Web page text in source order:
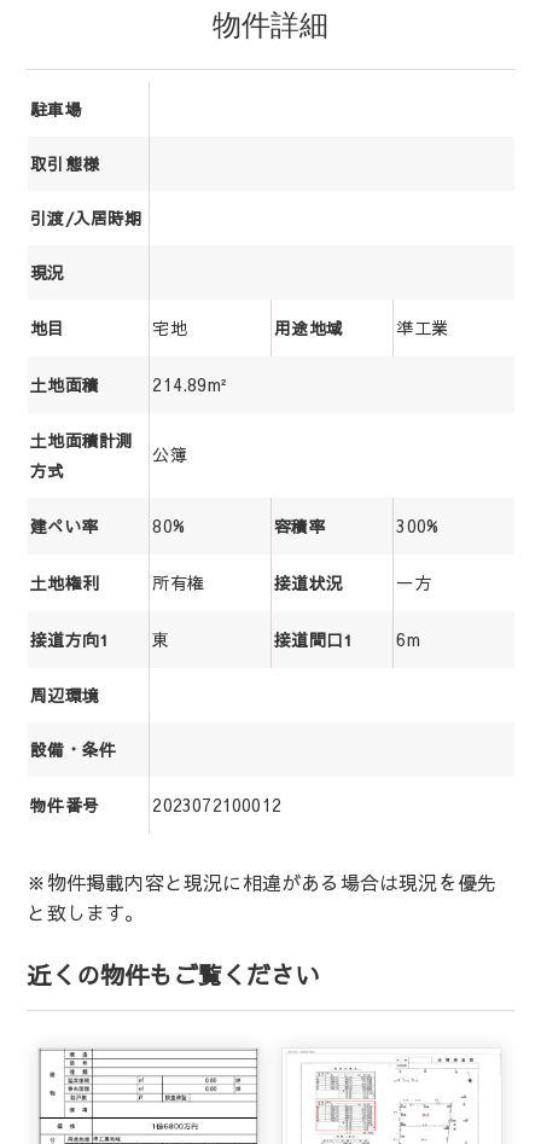
物件詳細
駐車場
取引態様
引渡/入居時期
現況
地目 宅地 用途地域 準工業
土地面積 214.89m²
土地面積計測
方式
公簿
建ぺい率 80% 容積率 300%
土地権利 所有権 接道状況 一方
接道方向1 東 接道間口1 6m
周辺環境
設備・条件
物件番号 2023072100012
※物件掲載内容と現況に相違がある場合は現況を優先
と致します。
近くの物件もご覧ください